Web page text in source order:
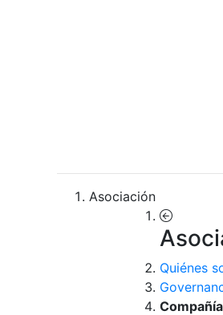
Asociación
Quiénes